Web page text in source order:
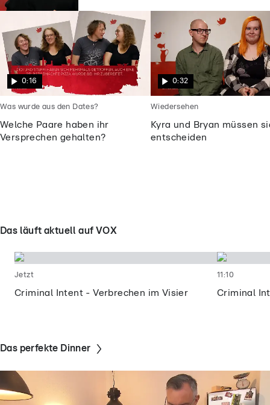
0:16
Welche Paare haben ihr
Versprechen gehalten?
Was wurde aus den Dates?
0:32
Kyra und Bryan müssen
entscheiden
Wiedersehen
Das läuft aktuell auf VOX
Criminal Intent - Verbrechen im Visier
Jetzt
Criminal
11:10
Das perfekte Dinner